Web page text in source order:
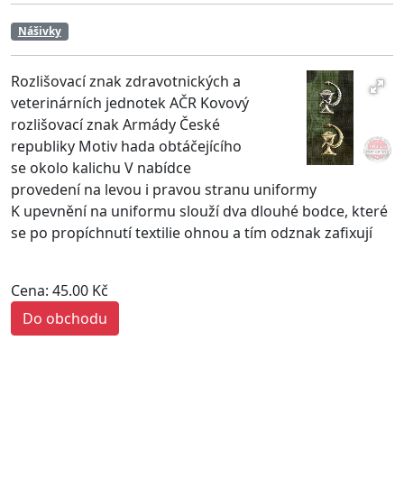
Nášivky
Rozlišovací znak zdravotnických a
veterinárních jednotek AČR Kovový
rozlišovací znak Armády České
republiky Motiv hada obtáčejícího
se okolo kalichu V nabídce
provedení na levou i pravou stranu uniformy
K upevnění na uniformu slouží dva dlouhé bodce, které
se po propíchnutí textilie ohnou a tím odznak zafixují
Cena: 45.00 Kč
Do obchodu